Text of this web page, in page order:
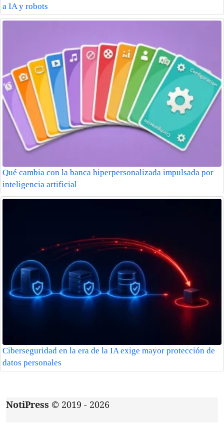
a IA y robots
Qué cambia con la banca hiperpersonalizada impulsada por
inteligencia artificial
Ciberseguridad en la era de la IA exige mayor protección de
datos personales
NotiPress © 2019 - 2026